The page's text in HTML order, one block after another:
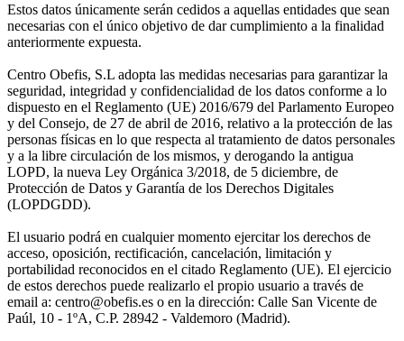
Estos datos únicamente serán cedidos a aquellas entidades que sean
necesarias con el único objetivo de dar cumplimiento a la finalidad
anteriormente expuesta.
Centro Obefis, S.L adopta las medidas necesarias para garantizar la
seguridad, integridad y confidencialidad de los datos conforme a lo
dispuesto en el Reglamento (UE) 2016/679 del Parlamento Europeo
y del Consejo, de 27 de abril de 2016, relativo a la protección de las
personas físicas en lo que respecta al tratamiento de datos personales
y a la libre circulación de los mismos, y derogando la antigua
LOPD, la nueva Ley Orgánica 3/2018, de 5 diciembre, de
Protección de Datos y Garantía de los Derechos Digitales
(LOPDGDD).
El usuario podrá en cualquier momento ejercitar los derechos de
acceso, oposición, rectificación, cancelación, limitación y
portabilidad reconocidos en el citado Reglamento (UE). El ejercicio
de estos derechos puede realizarlo el propio usuario a través de
email a: centro@obefis.es o en la dirección: Calle San Vicente de
Paúl, 10 - 1ºA, C.P. 28942 - Valdemoro (Madrid).